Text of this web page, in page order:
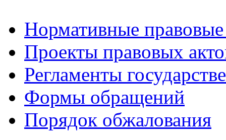
Нормативные
Проекты правовых
Регламенты
Формы обращений
Порядок обжалования